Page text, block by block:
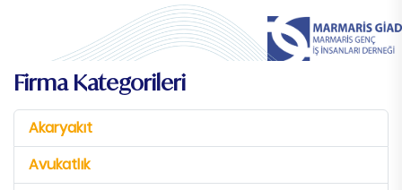
Firma Kategorileri
Akaryakıt
Avukatlık